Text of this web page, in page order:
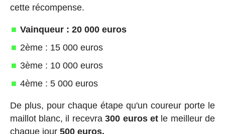
cette récompense.
Vainqueur : 20 000 euros
2ème : 15 000 euros
3ème : 10 000 euros
4ème : 5 000 euros
De plus, pour chaque étape qu'un coureur porte le
maillot blanc, il recevra300 euros et le meilleur de
chaque jour500 euros.